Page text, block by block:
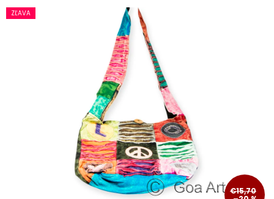
hodnotenie
ZĽAVA
€15,70